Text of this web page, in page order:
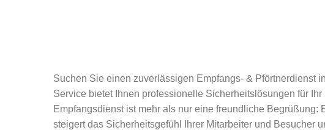
Suchen Sie einen zuverlässigen Empfangs- & Pförtnerdienst
Service bietet Ihnen professionelle Sicherheitslösungen für
Empfangsdienst ist mehr als nur eine freundliche Begrüßung:
steigert das Sicherheitsgefühl Ihrer Mitarbeiter und Besucher